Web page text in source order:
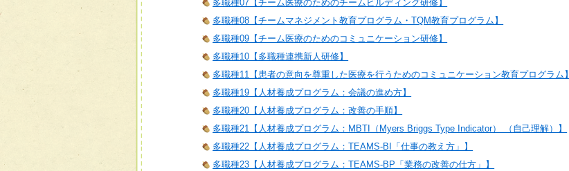
多職種07【チーム医療のためのチームビルディング研修】
多職種08【チームマネジメント教育プログラム・TQM教育プログラム】
多職種09【チーム医療のためのコミュニケーション研修】
多職種10【多職種連携新人研修】
多職種11【患者の意向を尊重した医療を行うためのコミュニケーション教育プログラム】
多職種19【人材養成プログラム：会議の進め方】
多職種20【人材養成プログラム：改善の手順】
多職種21【人材養成プログラム：MBTI（Myers Briggs Type Indicator） （自己理解）】
多職種22【人材養成プログラム：TEAMS-BI「仕事の教え方」】
多職種23【人材養成プログラム：TEAMS-BP「業務の改善の仕方」】